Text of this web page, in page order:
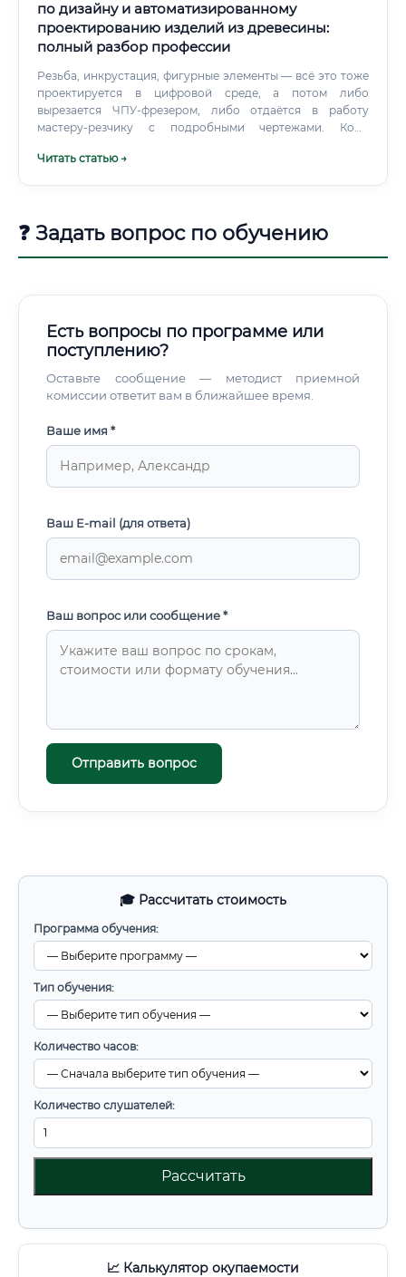
🎓 Рассчитать стоимость
Программа обучения:
Тип обучения:
Количество часов:
Количество слушателей:
Рассчитать
📈 Калькулятор окупаемости
по дизайну и автоматизированному
проектированию изделий из древесины:
полный разбор профессии
Резьба, инкрустация, фигурные элементы — всё это тоже
проектируется в цифровой среде, а потом либо
вырезается ЧПУ-фрезером, либо отдаётся в работу
мастеру-резчику с подробными чертежами. Кому
когда что-то сделано точно и красиво одновременно? Но
Читать статью →
❓ Задать вопрос по обучению
Есть вопросы по программе или
поступлению?
Оставьте сообщение — методист приемной
комиссии ответит вам в ближайшее время.
Ваше имя *
Ваш E-mail (для ответа)
Ваш вопрос или сообщение *
Отправить вопрос